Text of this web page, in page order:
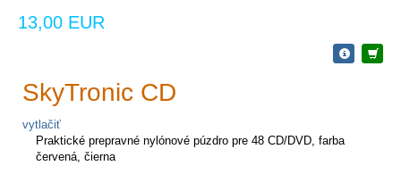
13,00 EUR
SkyTronic CD
vytlačiť
Praktické prepravné nylónové púzdro pre 48 CD/DVD, farba
červená, čierna